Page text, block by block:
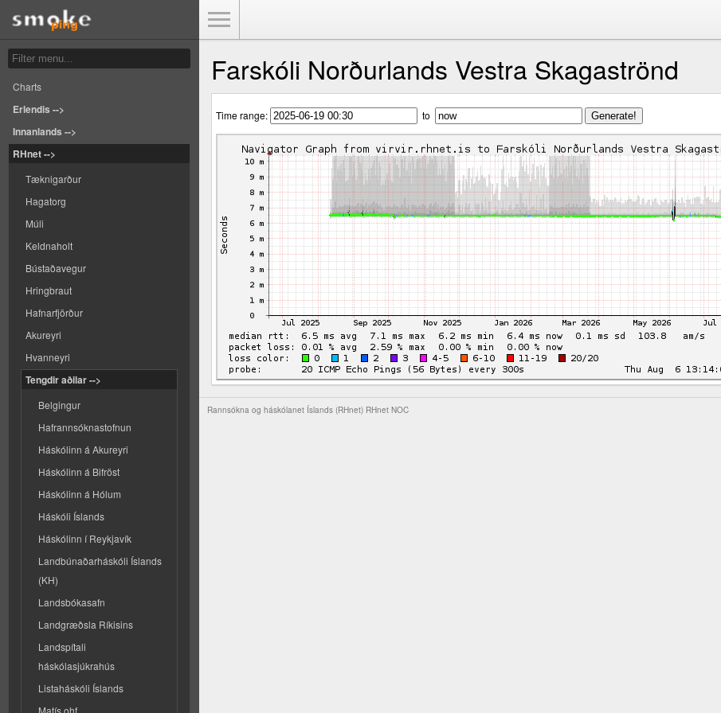
Charts
Erlendis -->
Innanlands -->
RHnet -->
Tæknigarður
Hagatorg
Múli
Keldnaholt
Bústaðavegur
Hringbraut
Hafnarfjörður
Akureyri
Hvanneyri
Tengdir aðilar -->
Belgingur
Hafrannsóknastofnun
Háskólinn á Akureyri
Háskólinn á Bifröst
Háskólinn á Hólum
Háskóli Íslands
Háskólinn í Reykjavík
Landbúnaðarháskóli Íslands
(KH)
Landsbókasafn
Landgræðsla Ríkisins
Landspítali
háskólasjúkrahús
Listaháskóli Íslands
Matís ohf.
Farskóli Norðurlands Vestra Skagaströnd
Time range: to
Rannsókna og háskólanet Íslands (RHnet) RHnet NOC